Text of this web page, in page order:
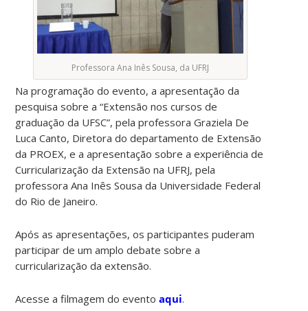
Professora Ana Inês Sousa, da UFRJ
Na programação do evento, a apresentação da
pesquisa sobre a “Extensão nos cursos de
graduação da UFSC”, pela professora Graziela De
Luca Canto, Diretora do departamento de Extensão
da PROEX, e a apresentação sobre a experiência de
Curricularização da Extensão na UFRJ, pela
professora Ana Inês Sousa da Universidade Federal
do Rio de Janeiro.
Após as apresentações, os participantes puderam
participar de um amplo debate sobre a
curricularização da extensão.
Acesse a filmagem do eventoaqui.